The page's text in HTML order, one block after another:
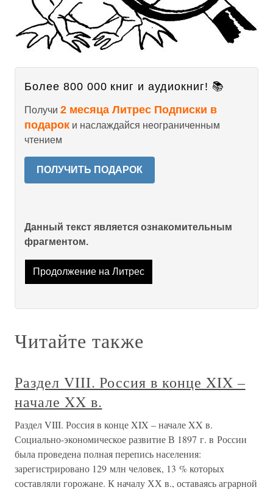
Более 800 000 книг и аудиокниг! 📚
Получи 2 месяца Литрес Подписки в
подарок и наслаждайся неограниченным
чтением
ПОЛУЧИТЬ ПОДАРОК
Данный текст является ознакомительным
фрагментом.
Продолжение на Литрес
Читайте также
Раздел VIII. Россия в конце XIX –
начале XX в.
Раздел VIII. Россия в конце XIX – начале XX в.
Социально-экономическое развитие В 1897 г. в России
была проведена полная перепись населения:
зарегистрировано 129 млн человек, 13 % которых
составляли горожане. К началу ХХ в., оставаясь аграрной